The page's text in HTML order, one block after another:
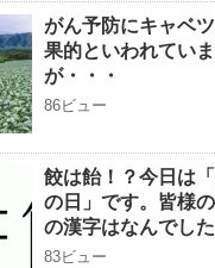
がん予防にキャベ
果的といわれてい
が・・・
86ビュー
餃は飴！？今日は
の日」です。皆様
の漢字はなんでし
83ビュー